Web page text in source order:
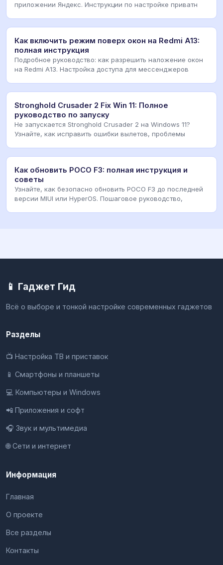
приложении Яндекс. Инструкции по настройке приватн
Как включить режим поверх окон на Redmi A13:
полная инструкция
Подробное руководство: как разрешить наложение окон
на Redmi A13. Настройка доступа для мессенджеров
Stronghold Crusader 2 Fix Win 11: Полное
руководство по запуску
Не запускается Stronghold Crusader 2 на Windows 11?
Узнайте, как исправить ошибки вылетов, проблемы
Как обновить POCO F3: полная инструкция и
советы
Узнайте, как безопасно обновить POCO F3 до последней
версии MIUI или HyperOS. Пошаговое руководство,
📱 Гаджет Гид
Всё о выборе и тонкой настройке современных гаджетов
Разделы
📺 Настройка ТВ и приставок
📱 Смартфоны и планшеты
💻 Компьютеры и Windows
📲 Приложения и софт
🎧 Звук и мультимедиа
🌐 Сети и интернет
Информация
Главная
О проекте
Все разделы
Контакты